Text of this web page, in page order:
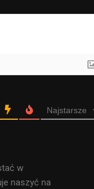
Najstarsze
w
naszyć na